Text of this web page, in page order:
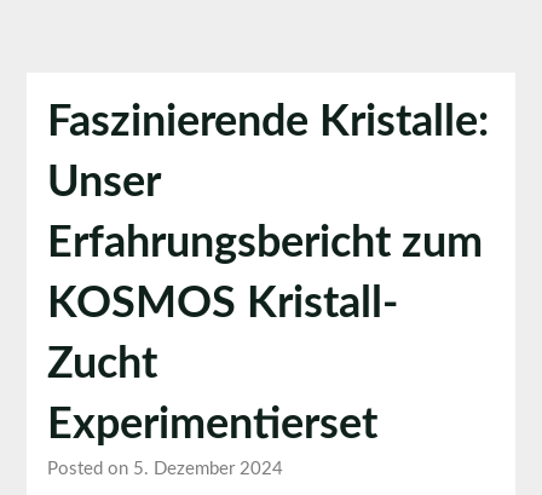
Faszinierende Kristalle:
Unser
Erfahrungsbericht zum
KOSMOS Kristall-
Zucht
Experimentierset
Posted on 5. Dezember 2024